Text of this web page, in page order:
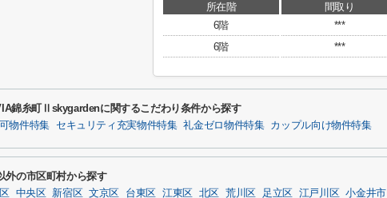
所在階 間取り
6階
***
6階
***
錦糸町Ⅱskygardenに関するこだわり条件から探す
物件特集 セキュリティ充実物件特集 礼金ゼロ物件特集 カップル向け物件特集
外の市区町村から探す
中央区 新宿区 文京区 台東区 江東区 北区 荒川区 足立区 江戸川区 小金井市